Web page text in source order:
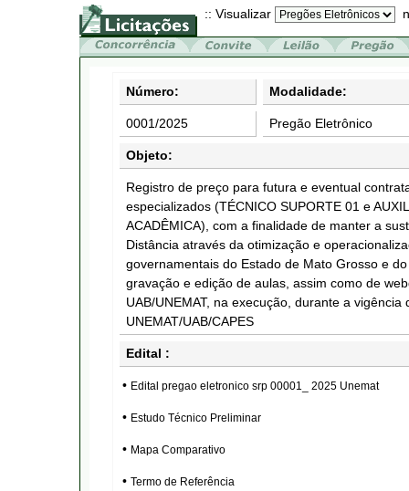
:: Visualizar
Número: Modalidade:
0001/2025 Pregão Eletrônico
Objeto:
Registro de preço para futura e eventual
especializados (TÉCNICO SUPORTE 01 e
ACADÊMICA), com a finalidade de manter a
Distância através da otimização e
governamentais do Estado de Mato Grosso e
gravação e edição de aulas, assim como de
UAB/UNEMAT, na execução, durante a
UNEMAT/UAB/CAPES
Edital :
• Edital pregao eletronico srp 00001_ 2025 Unemat
• Estudo Técnico Preliminar
• Mapa Comparativo
• Termo de Referência